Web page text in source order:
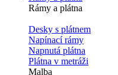
Rámy a plátna
Desky s plátnem
Napínací rámy
Napnutá plátna
Plátna v metráži
Malba